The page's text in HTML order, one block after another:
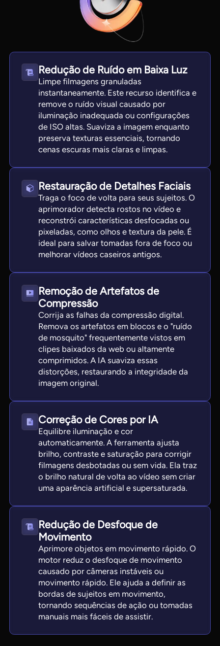
Redução de Ruído em Baixa Luz
Limpe filmagens granuladas
instantaneamente. Este recurso identifica e
remove o ruído visual causado por
iluminação inadequada ou configurações
de ISO altas. Suaviza a imagem enquanto
preserva texturas essenciais, tornando
cenas escuras mais claras e limpas.
Restauração de Detalhes Faciais
Traga o foco de volta para seus sujeitos. O
aprimorador detecta rostos no vídeo e
reconstrói características desfocadas ou
pixeladas, como olhos e textura da pele. É
ideal para salvar tomadas fora de foco ou
melhorar vídeos caseiros antigos.
Remoção de Artefatos de
Compressão
Corrija as falhas da compressão digital.
Remova os artefatos em blocos e o "ruído
de mosquito" frequentemente vistos em
clipes baixados da web ou altamente
comprimidos. A IA suaviza essas
distorções, restaurando a integridade da
imagem original.
Correção de Cores por IA
Equilibre iluminação e cor
automaticamente. A ferramenta ajusta
brilho, contraste e saturação para corrigir
filmagens desbotadas ou sem vida. Ela traz
o brilho natural de volta ao vídeo sem criar
uma aparência artificial e supersaturada.
Redução de Desfoque de
Movimento
Aprimore objetos em movimento rápido. O
motor reduz o desfoque de movimento
causado por câmeras instáveis ou
movimento rápido. Ele ajuda a definir as
bordas de sujeitos em movimento,
tornando sequências de ação ou tomadas
manuais mais fáceis de assistir.